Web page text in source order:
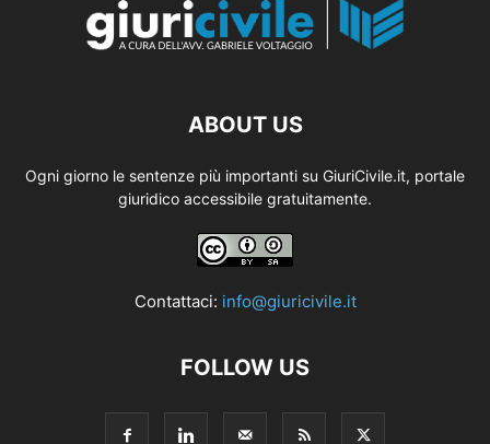
ABOUT US
Ogni giorno le sentenze più importanti su GiuriCivile.it, portale
giuridico accessibile gratuitamente.
Contattaci: info@giuricivile.it
FOLLOW US